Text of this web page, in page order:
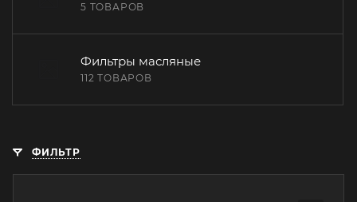
5 ТОВАРОВ
Фильтры масляные
112 ТОВАРОВ
ФИЛЬТР